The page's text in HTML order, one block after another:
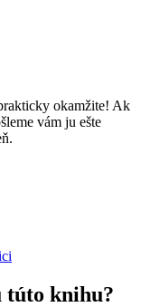
okamžite! Ak
vám ju ešte
knihu?